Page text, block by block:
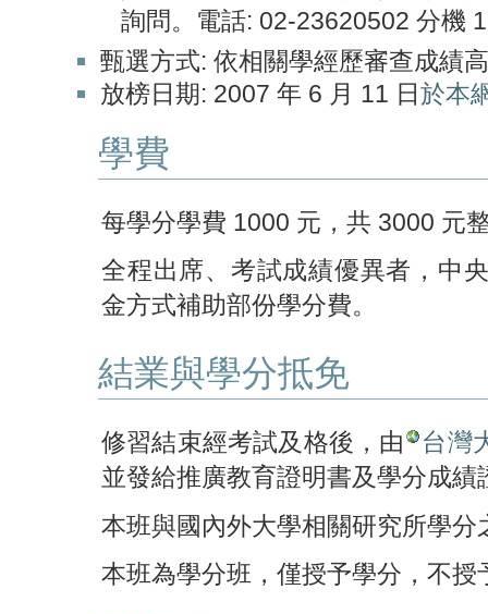
詢問。電話: 02-23620502 分機
甄選方式: 依相關學經歷審查成績
放榜日期: 2007 年 6 月 11 日於本
學費
每學分學費 1000 元，共 3000 元
全程出席、考試成績優異者，中
金方式補助部份學分費。
結業與學分抵免
修習結束經考試及格後，由
台灣
並發給推廣教育證明書及學分成績
本班與國內外大學相關研究所學
本班為學分班，僅授予學分，不授